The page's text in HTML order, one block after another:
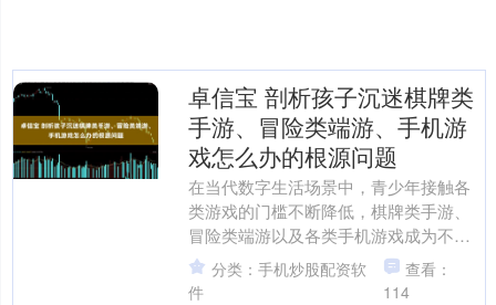
卓信宝 剖析孩子沉迷棋牌类
手游、冒险类端游、手机游
戏怎么办的根源问题
在当代数字生活场景中，青少年接触各
类游戏的门槛不断降低，棋牌类手游、
冒险类端游以及各类手机游戏成为不少
孩子沉迷的重灾区，很多家长面对孩子
的游戏沉迷问题，常常陷入....
分类：手机炒股配资软
件
查看：
114